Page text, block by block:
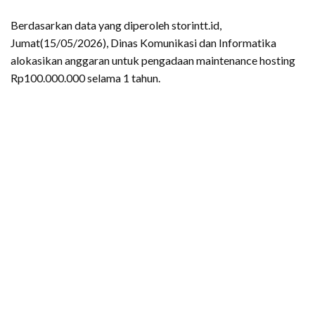
Berdasarkan data yang diperoleh storintt.id,
Jumat(15/05/2026), Dinas Komunikasi dan Informatika
alokasikan anggaran untuk pengadaan maintenance hosting
Rp100.000.000 selama 1 tahun.